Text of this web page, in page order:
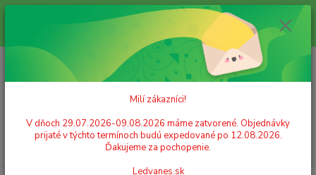
Milí zákazníci! V dňoch 29.07.2026-09.08.2026 máme zatvorené.
Objednávky prijaté v týchto termínoch budú expedované po 12.08.2026.
Ďakujeme za pochopenie. Ledvanes.sk
+421 908 755 958
Po. - Pia. od 9:00 hod. - 16:00 hod.
za0,00 EUR
Milí zákazníci!
V dňoch 29.07.2026-09.08.2026 máme zatvorené. Objednávky
prijaté v týchto termínoch budú expedované po 12.08.2026.
Ďakujeme za pochopenie.
Ledvanes.sk